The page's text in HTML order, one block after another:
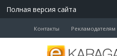
Полная версия сайта
Контакты Рекламодателям